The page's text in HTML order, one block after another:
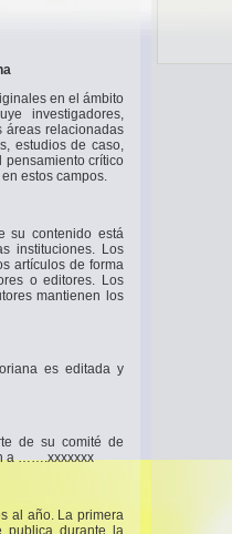
en el ámbito
investigadores,
áreas relacionadas
estudios de caso,
pensamiento crítico
estos campos.
su contenido está
instituciones. Los
artículos de forma
o editores. Los
mantienen los
es editada y
de su comité de
a …….xxxxxxx
al año. La primera
publica durante la